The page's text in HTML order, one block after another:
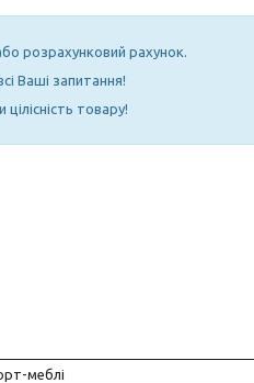
розрахунковий рахунок.
Ваші запитання!
товару!
меблі